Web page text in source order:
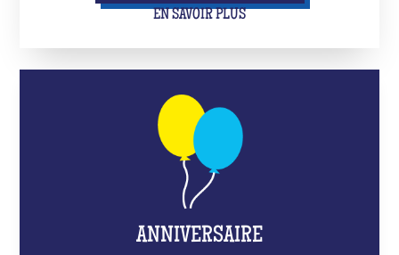
EN SAVOIR PLUS
ANNIVERSAIRE